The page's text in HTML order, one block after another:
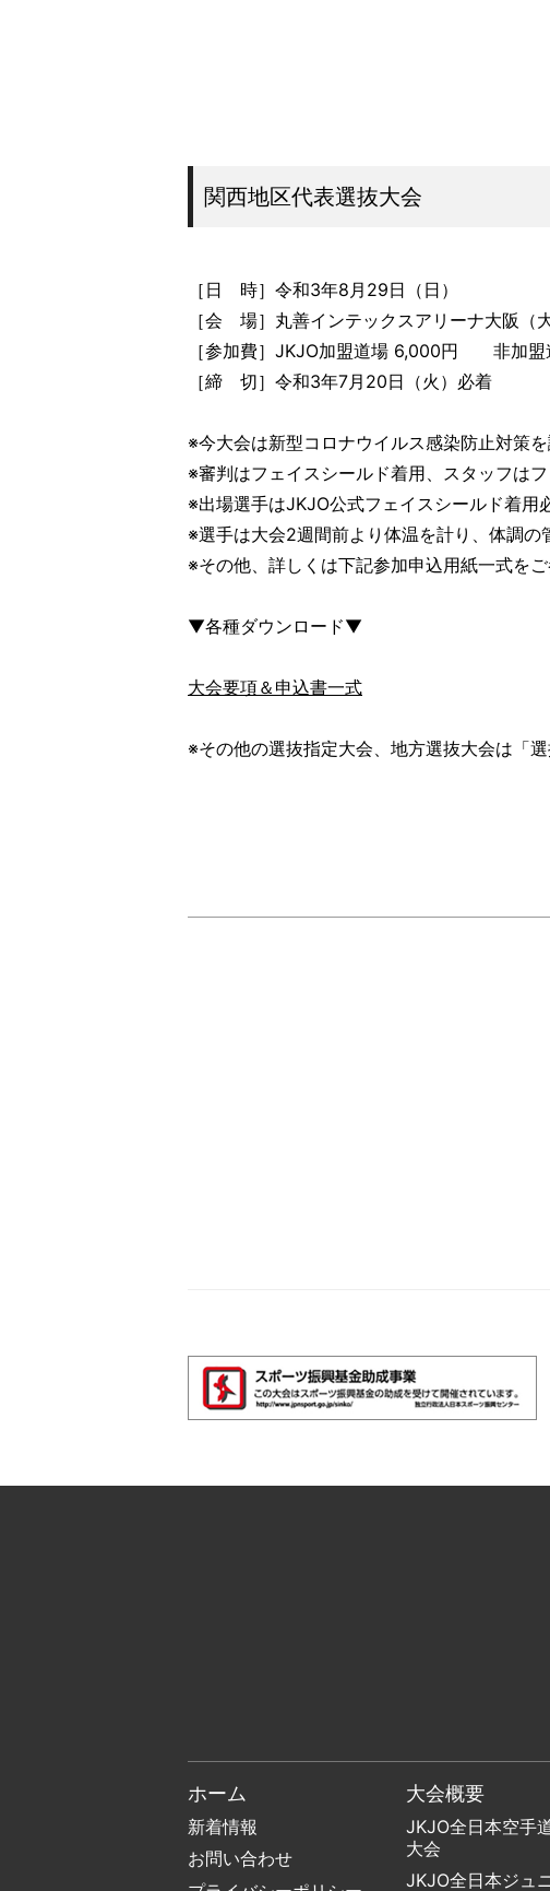
関西地区代表選抜大会
［日 時］令和3年8月29日（日）
［会 場］丸善インテックスアリーナ大阪（
［参加費］JKJO加盟道場 6,000円 非加盟
［締 切］令和3年7月20日（火）必着
※今大会は新型コロナウイルス感染防止対策を
※審判はフェイスシールド着用、スタッフは
※出場選手はJKJO公式フェイスシールド着用
※選手は大会2週間前より体温を計り、体調の
※その他、詳しくは下記参加申込用紙一式をご
▼各種ダウンロード▼
大会要項＆申込書一式
※その他の選抜指定大会、地方選抜大会は「
ホーム
新着情報
お問い合わせ
大会概要
JKJO全日本空手
大会
JKJO全日本ジュ